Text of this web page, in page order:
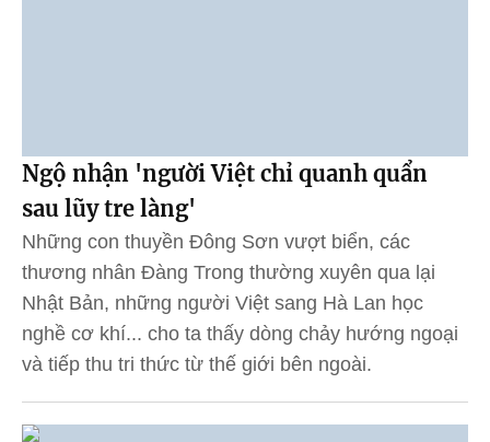
Ngộ nhận 'người Việt chỉ quanh quẩn
sau lũy tre làng'
Những con thuyền Đông Sơn vượt biển, các
thương nhân Đàng Trong thường xuyên qua lại
Nhật Bản, những người Việt sang Hà Lan học
nghề cơ khí... cho ta thấy dòng chảy hướng ngoại
và tiếp thu tri thức từ thế giới bên ngoài.